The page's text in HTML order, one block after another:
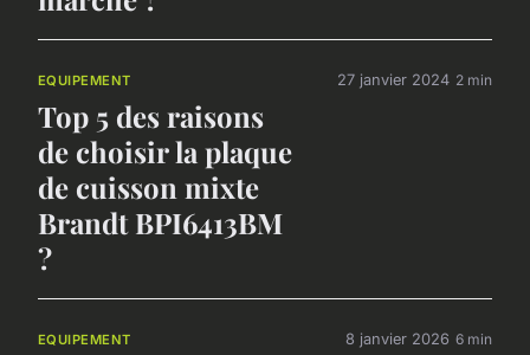
EQUIPEMENT
Top 5 des raisons
de choisir la plaque
de cuisson mixte
Brandt BPI6413BM
?
27 janvier 2024 2 min
EQUIPEMENT 8 janvier 2026 6 min